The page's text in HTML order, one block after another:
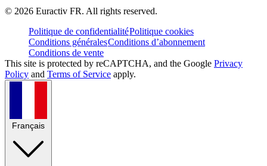
© 2026 Euractiv FR. All rights reserved.
Politique de confidentialitéPolitique cookies
Conditions généralesConditions d’abonnement
Conditions de vente
This site is protected by reCAPTCHA, and the Google Privacy
Policy and Terms of Service apply.
Français